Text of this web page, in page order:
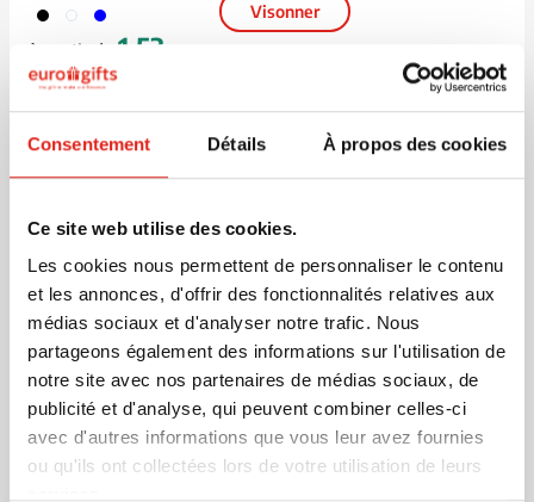
Consentement Détails À propos des cookies
Ce site web utilise des cookies.
Les cookies nous permettent de personnaliser le contenu
et les annonces, d'offrir des fonctionnalités relatives aux
médias sociaux et d'analyser notre trafic. Nous
partageons également des informations sur l'utilisation de
notre site avec nos partenaires de médias sociaux, de
publicité et d'analyse, qui peuvent combiner celles-ci
avec d'autres informations que vous leur avez fournies
ou qu'ils ont collectées lors de votre utilisation de leurs
001 002 005
à partir de 1,53
Visonner
à partir de 2,16
Housse PC Drift (15 inch)
Câble de recharge Keegan
Marquage à partir de 25 unités
Livraison à partir de
17 août
Visonner